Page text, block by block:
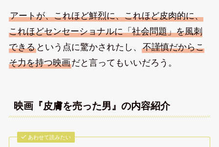
アートが、これほど鮮烈に、これほど皮肉的に、
これほどセンセーショナルに「社会問題」を風刺
できるという点に驚かされたし、 不謹慎だからこ
そ力を持つ映画だと言ってもいいだろう。
映画『皮膚を売った男』の内容紹介
あわせて読みたい